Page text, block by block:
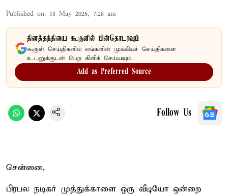
Published on: 18 May 2026, 7:28 am
தினத்தந்தியை கூகுளில் பின்தொடரவும்
கூகுள் செய்திகளில் எங்களின் முக்கியச் செய்திகளை
உடனுக்குடன் பெற கிளிக் செய்யவும்.
Add as Preferred Source
Follow Us
சென்னை,
பிரபல நடிகர் முத்துக்காளை ஒரு வீடியோ ஒன்றை